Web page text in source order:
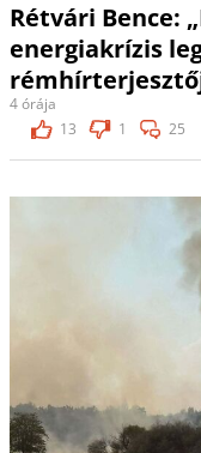
Rétvári Bence:
energiakrízis
4 órája
13
1 25